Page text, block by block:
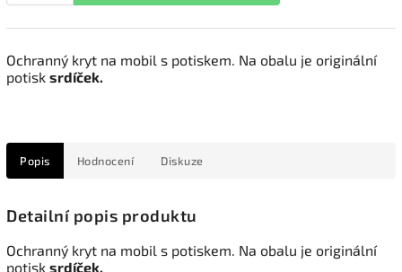
Ochranný kryt na mobil s potiskem. Na obalu je originální
potisk srdíček.
Popis Hodnocení Diskuze
Detailní popis produktu
Ochranný kryt na mobil s potiskem. Na obalu je originální
potisk srdíček.